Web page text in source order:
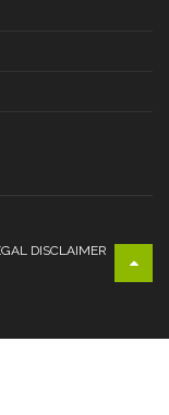
DISCLAIMER